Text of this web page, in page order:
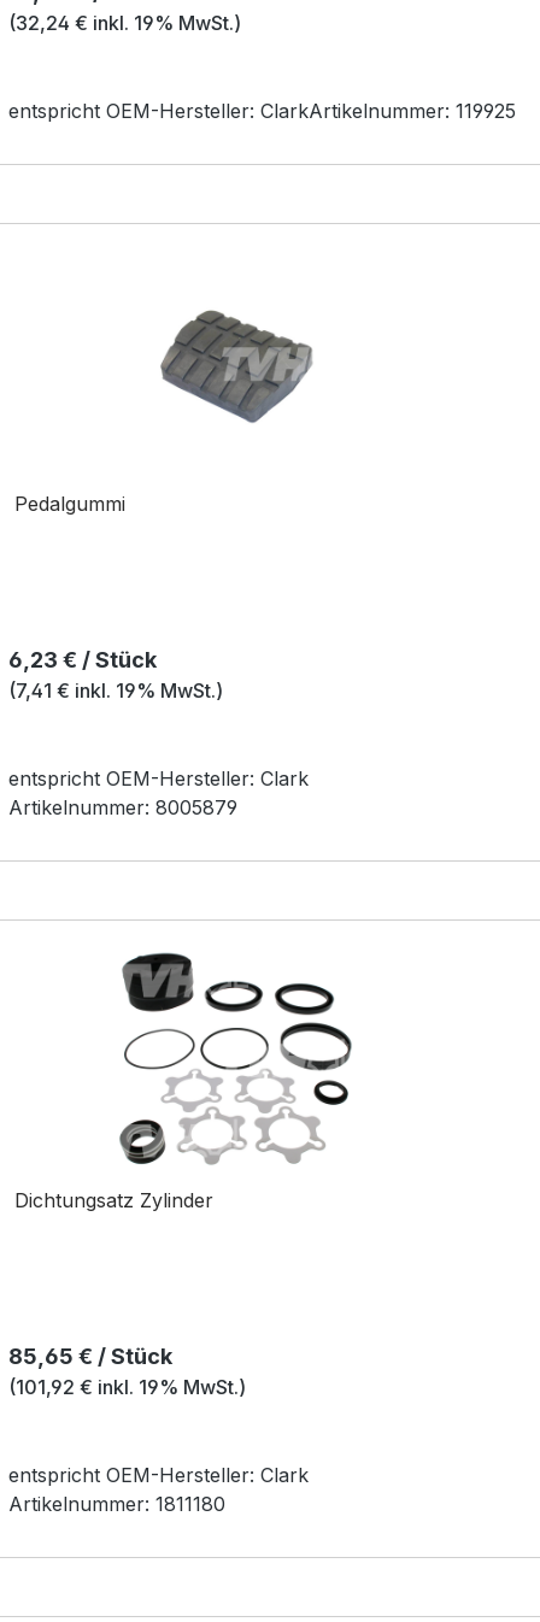
(32,24 € inkl. 19% MwSt.)
entspricht OEM-Hersteller: ClarkArtikelnummer: 119925
Pedalgummi
Regulärer Preis:
6,23 € / Stück
(7,41 € inkl. 19% MwSt.)
entspricht OEM-Hersteller: Clark
Artikelnummer: 8005879
Dichtungsatz Zylinder
Regulärer Preis:
85,65 € / Stück
(101,92 € inkl. 19% MwSt.)
entspricht OEM-Hersteller: Clark
Artikelnummer: 1811180